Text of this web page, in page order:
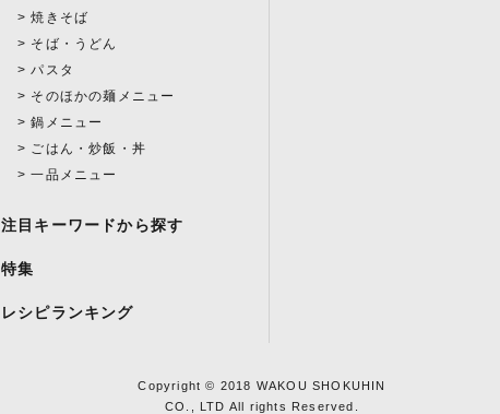
焼きそば
そば・うどん
パスタ
そのほかの麺メニュー
鍋メニュー
ごはん・炒飯・丼
一品メニュー
注目キーワードから探す
特集
レシピランキング
Copyright © 2018 WAKOU SHOKUHIN
CO., LTD All rights Reserved.